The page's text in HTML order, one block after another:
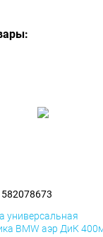
универсальная
BMW аэр ДиК